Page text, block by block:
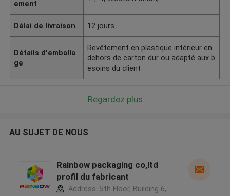
ement
Délai de livraison 12 jours
Détails d'emballa
ge
Revêtement en plastique intérieur en
dehors de carton dur ou adapté aux b
esoins du client
Regardez plus
AU SUJET DE NOUS
Rainbow packaging co,ltd
profil du fabricant
Address: 5th Floor, Building 6,